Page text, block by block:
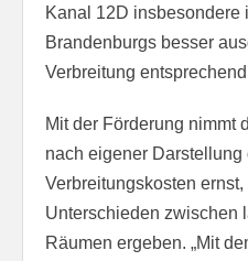
Kanal 12D
Brandenburgs besser
Verbreitung
Mit der Förderung nimmt
nach eigener
Verbreitungskosten
Unterschieden zwischen
Räumen ergeben. „Mit